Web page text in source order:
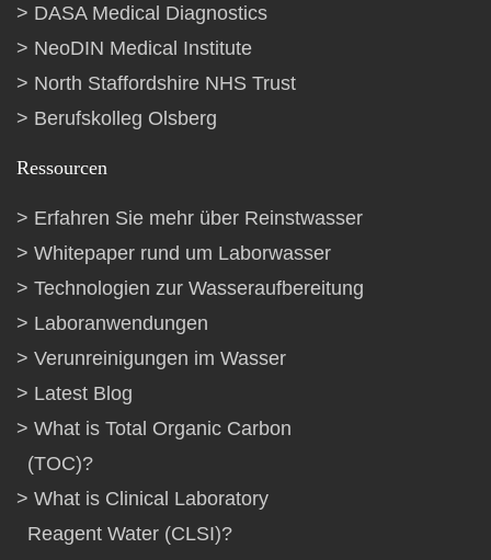
DASA Medical Diagnostics
NeoDIN Medical Institute
North Staffordshire NHS Trust
Berufskolleg Olsberg
Ressourcen
Erfahren Sie mehr über Reinstwasser
Whitepaper rund um Laborwasser
Technologien zur Wasseraufbereitung
Laboranwendungen
Verunreinigungen im Wasser
Latest Blog
What is Total Organic Carbon
(TOC)?
What is Clinical Laboratory
Reagent Water (CLSI)?